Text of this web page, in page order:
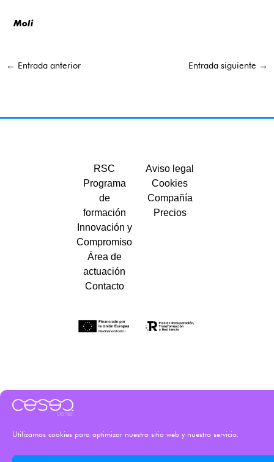
Utilizamos cookies para optimizar nuestro sitio web y nuestro servicio.
Moli
← Entrada anterior Entrada siguiente →
RSC
Programa
de
formación
Innovación y
Compromiso
Área de
actuación
Contacto
Aviso legal
Cookies
Compañía
Precios